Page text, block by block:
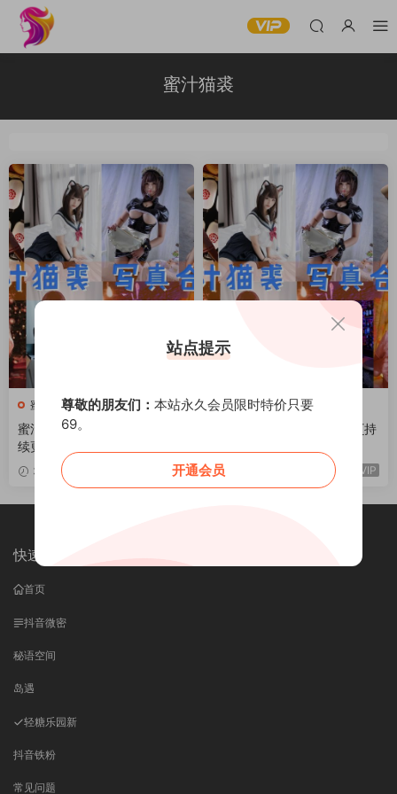
蜜汁猫裘
蜜汁猫裘
蜜汁猫裘 写真合集[124套] [持
续更新]
3天前 VIP
蜜汁猫裘
蜜汁猫裘 写真合集[122套] [持
VIP
快速导航
首页
抖音微密
秘语空间
岛遇
轻糖乐园新
抖音铁粉
常见问题
站点提示
尊敬的朋友们： 本站永久会员限时特价只要
69。
开通会员